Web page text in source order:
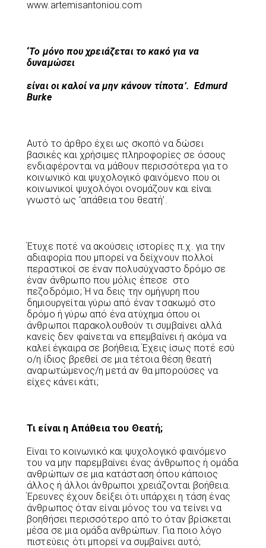
www.artemisantoniou.com
‘Το μόνο που χρειάζεται το κακό για να
δυναμώσει
είναι οι καλοί να μην κάνουν τίποτα’. Εdmurd
Burke
Αυτό το άρθρο έχει ως σκοπό να δώσει
βασικές και χρήσιμες πληροφορίες σε όσους
ενδιαφέρονται να μάθουν περισσότερα για το
κοινωνικό και ψυχολογικό φαινόμενο που οι
κοινωνικοί ψυχολόγοι ονομάζουν και είναι
γνωστό ως ‘απάθεια του θεατή’.
Έτυχε ποτέ να ακούσεις ιστορίες π.χ. για την
αδιαφορία που μπορεί να δείχνουν πολλοί
περαστικοί σε έναν πολυσύχναστο δρόμο σε
έναν άνθρωπο που μόλις έπεσε στο
πεζοδρόμιο; Ή να δεις την ομήγυρη που
δημιουργείται γύρω από έναν τσακωμό στο
δρόμο ή γύρω από ένα ατύχημα όπου οι
άνθρωποι παρακολουθούν τι συμβαίνει αλλά
κανείς δεν φαίνεται να επεμβαίνει ή ακόμα να
καλεί έγκαιρα σε βοήθεια; Έχεις ίσως ποτέ εσύ
ο/η ίδιος βρεθεί σε μια τέτοια θέση θεατή
αναρωτώμενος/η μετά αν θα μπορούσες να
είχες κάνει κάτι;
Τι είναι η Απάθεια του Θεατή;
Είναι το κοινωνικό και ψυχολογικό φαινόμενο
του να μην παρεμβαίνει ένας άνθρωπος ή ομάδα
ανθρώπων σε μια κατάσταση όπου κάποιος
άλλος ή άλλοι άνθρωποι χρειάζονται βοήθεια.
Έρευνες έχουν δείξει ότι υπάρχει η τάση ένας
άνθρωπος όταν είναι μόνος του να τείνει να
βοηθήσει περισσότερο από το όταν βρίσκεται
μέσα σε μια ομάδα ανθρώπων. Για ποιο λόγο
πιστεύεις ότι μπορεί να συμβαίνει αυτό;